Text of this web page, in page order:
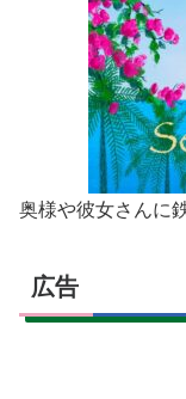
奥様や彼女さんに
広告